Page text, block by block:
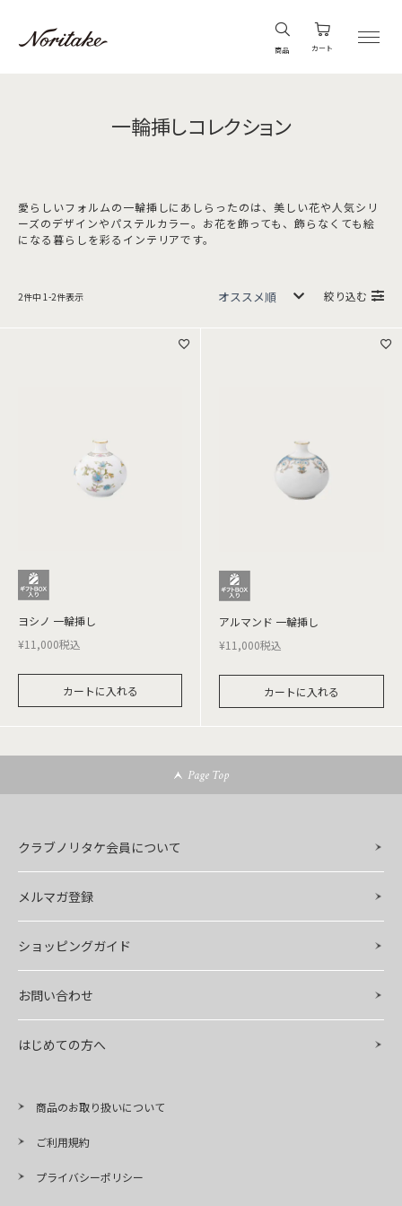
商品 カート
一輪挿しコレクション
愛らしいフォルムの一輪挿しにあしらったのは、美しい花や人気シリ
ーズのデザインやパステルカラー。お花を飾っても、飾らなくても絵
になる暮らしを彩るインテリアです。
2件中 1 -2件表示 絞り込む
ヨシノ 一輪挿し
¥11,000税込
カートに入れる
アルマンド 一輪挿し
¥11,000税込
カートに入れる
Page Top
クラブノリタケ会員について
メルマガ登録
ショッピングガイド
お問い合わせ
はじめての方へ
商品のお取り扱いについて
ご利用規約
プライバシーポリシー